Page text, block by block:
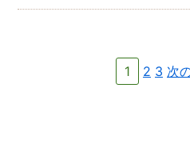
1 2 3 次